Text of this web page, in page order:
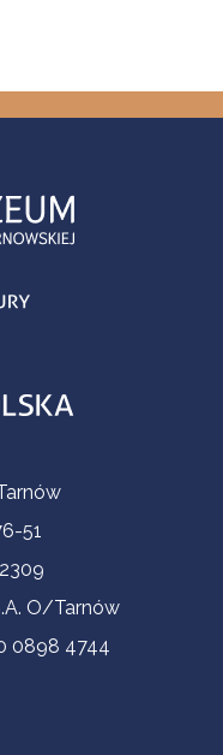
51
O/Tarnów
0898 4744